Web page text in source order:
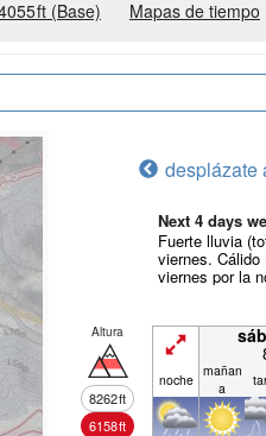
ft (Base) Mapas de tiempo
desplázate
Next 4 days
Fuerte lluvia
viernes. Cálido
viernes por la
Altura
8262ft
6158ft
noche mañan
a